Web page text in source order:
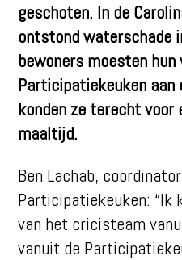
geschoten. In de
ontstond waterschade
bewoners moesten
Participatiekeuken aan
konden ze terecht voor
maaltijd.
Ben Lachab,
Participatiekeuken: “Ik
van het cricisteam
vanuit de